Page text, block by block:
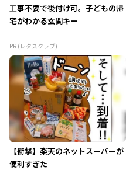
工事不要で後付け可。子どもの帰
宅がわかる玄関キー
PR (レタスクラブ)
【衝撃】楽天のネットスーパーが
便利すぎた